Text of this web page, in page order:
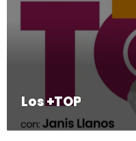
Los +TOP